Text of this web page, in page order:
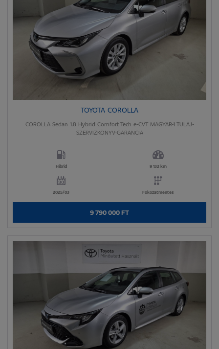
TOYOTA COROLLA
COROLLA Sedan 1.8 Hybrid Comfort Tech e-CVT MAGYAR-1 TULAJ-
SZERVIZKÖNYV-GARANCIA
Hibrid 9 132 km
2025/03 Fokozatmentes
9 790 000 FT